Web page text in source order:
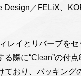
Design／FELiX、
レイとリバーブをセ
る際に“Clean”の付
ており、バッキング